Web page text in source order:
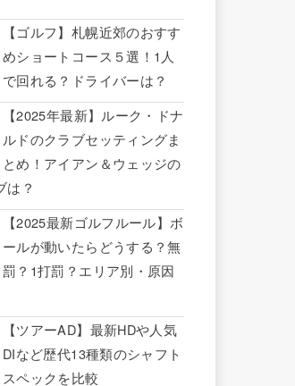
【ゴルフ】札幌近郊のおすす
めショートコース５選！1人
で回れる？ドライバーは？
【2025年最新】ルーク・ドナ
ルドのクラブセッティングま
とめ！アイアン＆ウェッジの
は？
【2025最新ゴルフルール】ボ
ールが動いたらどうする？無
罰？1打罰？エリア別・原因
【ツアーAD】最新HDや人気
DIなど歴代13種類のシャフト
スペックを比較